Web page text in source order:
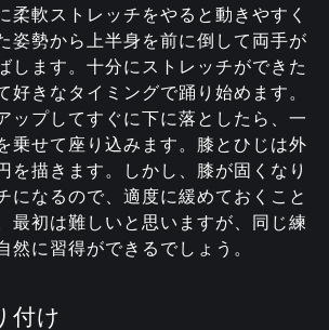
柔軟ストレッチをやると動きやすく
姿勢から上半身を前に倒して両手が
します。十分にストレッチができた
好きなタイミングで踊り始めます。
ップしてすぐに下に落としたら、一
乗せて座り込みます。膝とひじは外
を描きます。しかし、膝が固くなり
になるので、適度に緩めておくこと
最初は難しいと思いますが、同じ練
然に習得ができるでしょう。
付け